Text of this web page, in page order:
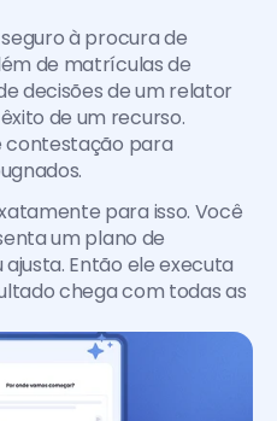
à procura de
de matrículas de
decisões de um relator
de um recurso.
contestação para
para isso. Você
um plano de
Então ele executa
chega com todas as